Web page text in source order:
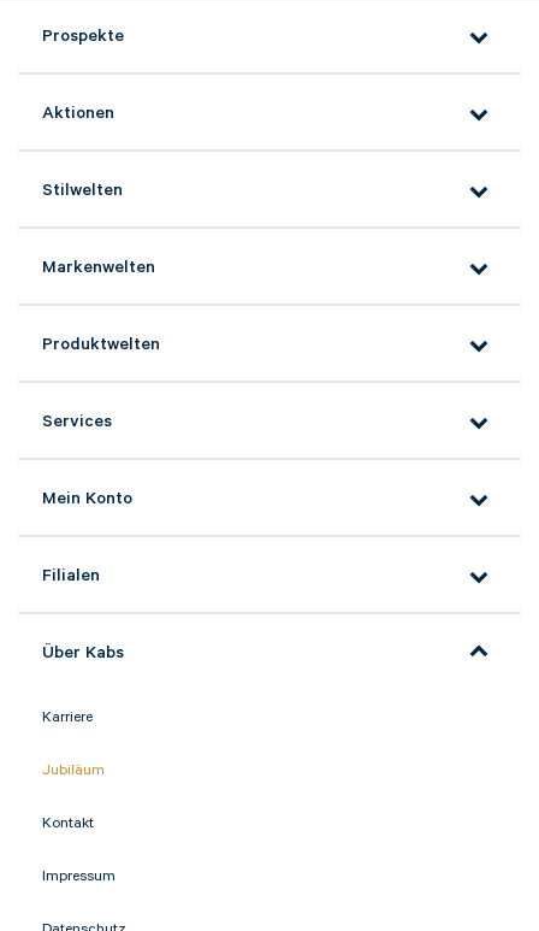
Prospekte
Aktionen
Stilwelten
Markenwelten
Produktwelten
Services
Mein Konto
Filialen
Über Kabs
Karriere
Jubiläum
Kontakt
Impressum